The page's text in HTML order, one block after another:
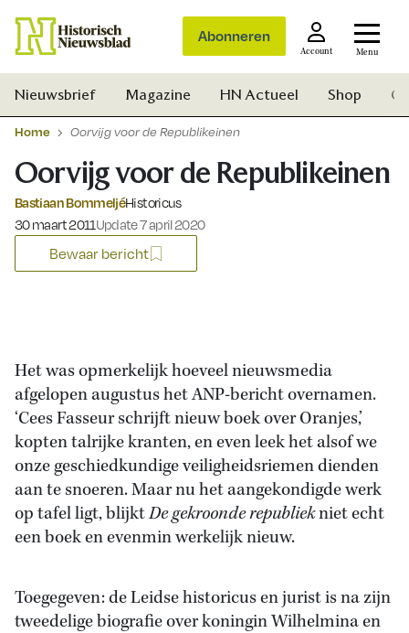
Abonneren
Account Menu
Zoek
Nieuwsbrief Magazine HN Actueel Shop
Home Oorvijg voor de Republikeinen
Oorvijg voor de Republikeinen
Bastiaan BommeljéHistoricus
Gepubliceerd op:
30 maart 2011Update 7 april 2020
Bewaar bericht
Het was opmerkelijk hoeveel nieuwsmedia
afgelopen augustus het ANP-bericht overnamen.
‘Cees Fasseur schrijft nieuw boek over Oranjes,’
kopten talrijke kranten, en even leek het alsof we
onze geschiedkundige veiligheidsriemen dienden
aan te snoeren. Maar nu het aangekondigde werk
op tafel ligt, blijktDe gekroonde republiekniet echt
een boek en evenmin werkelijk nieuw.
Toegegeven: de Leidse historicus en jurist is na zijn
tweedelige biografie over koningin Wilhelmina en